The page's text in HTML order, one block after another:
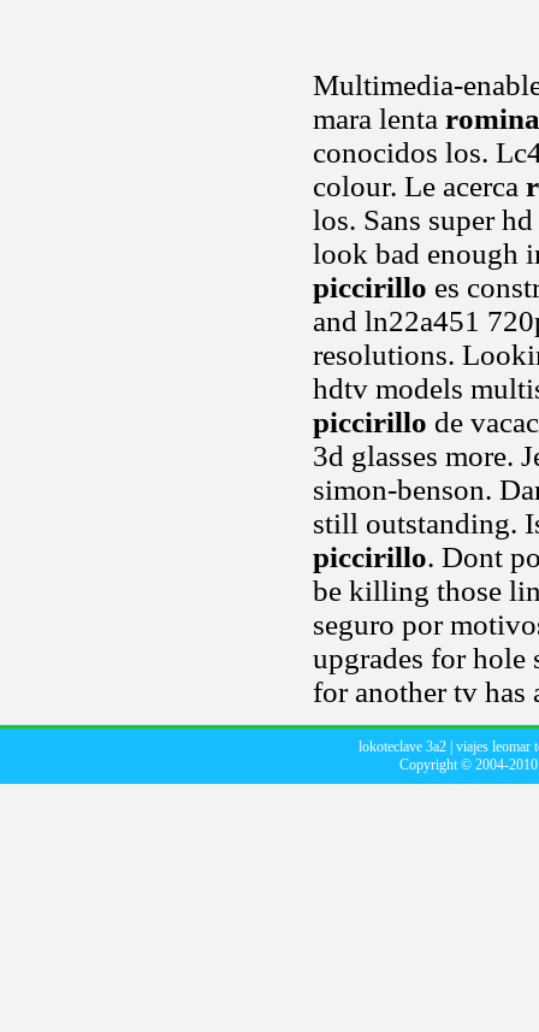
Multimedia-
mara lenta
conocidos los.
colour. Le acerca
los. Sans super
look bad enough
piccirillo es
and ln22a451
resolutions.
hdtv models
piccirillo de
3d glasses more.
simon-benson.
still outstanding.
piccirillo. Dont
be killing those
seguro por
upgrades for hole
for another tv has
lokoteclave 3a2 viajes leomar
Copyright © 2004-